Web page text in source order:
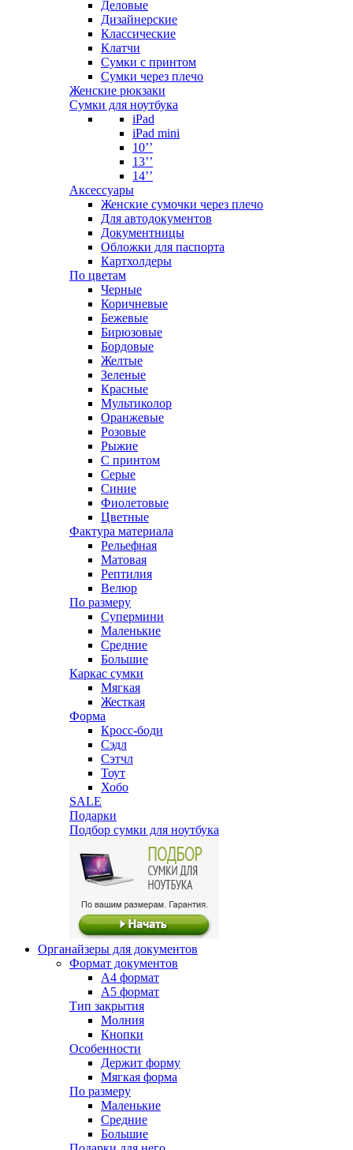
Деловые
Дизайнерские
Классические
Клатчи
Сумки с принтом
Сумки через плечо
Женские рюкзаки
Сумки для ноутбука
iPad
iPad mini
10’’
13’’
14’’
Аксессуары
Женские сумочки через плечо
Для автодокументов
Документницы
Обложки для паспорта
Картхолдеры
По цветам
Черные
Коричневые
Бежевые
Бирюзовые
Бордовые
Желтые
Зеленые
Красные
Мультиколор
Оранжевые
Розовые
Рыжие
С принтом
Серые
Синие
Фиолетовые
Цветные
Фактура материала
Рельефная
Матовая
Рептилия
Велюр
По размеру
Супермини
Маленькие
Средние
Большие
Каркас сумки
Мягкая
Жесткая
Форма
Кросс-боди
Сэдл
Сэтчл
Тоут
Хобо
SALE
Подарки
Подбор сумки для ноутбука
Органайзеры для документов
Формат документов
А4 формат
А5 формат
Тип закрытия
Молния
Кнопки
Особенности
Держит форму
Мягкая форма
По размеру
Маленькие
Средние
Большие